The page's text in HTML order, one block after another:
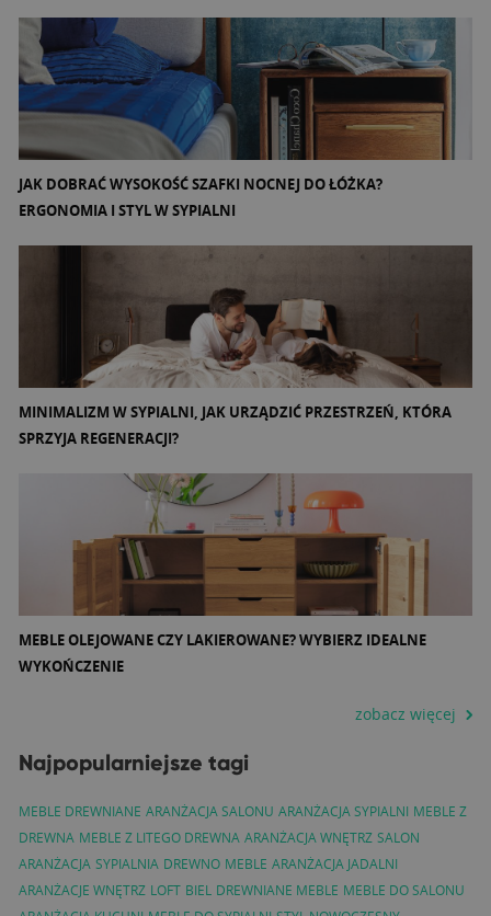
JAK DOBRAĆ WYSOKOŚĆ SZAFKI NOCNEJ DO ŁÓŻKA?
ERGONOMIA I STYL W SYPIALNI
MINIMALIZM W SYPIALNI, JAK URZĄDZIĆ PRZESTRZEŃ, KTÓRA
SPRZYJA REGENERACJI?
MEBLE OLEJOWANE CZY LAKIEROWANE? WYBIERZ IDEALNE
WYKOŃCZENIE
zobacz więcej
Najpopularniejsze tagi
MEBLE DREWNIANE ARANŻACJA SALONU ARANŻACJA SYPIALNI MEBLE Z
DREWNA MEBLE Z LITEGO DREWNA ARANŻACJA WNĘTRZ SALON
ARANŻACJA SYPIALNIA DREWNO MEBLE ARANŻACJA JADALNI
ARANŻACJE WNĘTRZ LOFT BIEL DREWNIANE MEBLE MEBLE DO SALONU